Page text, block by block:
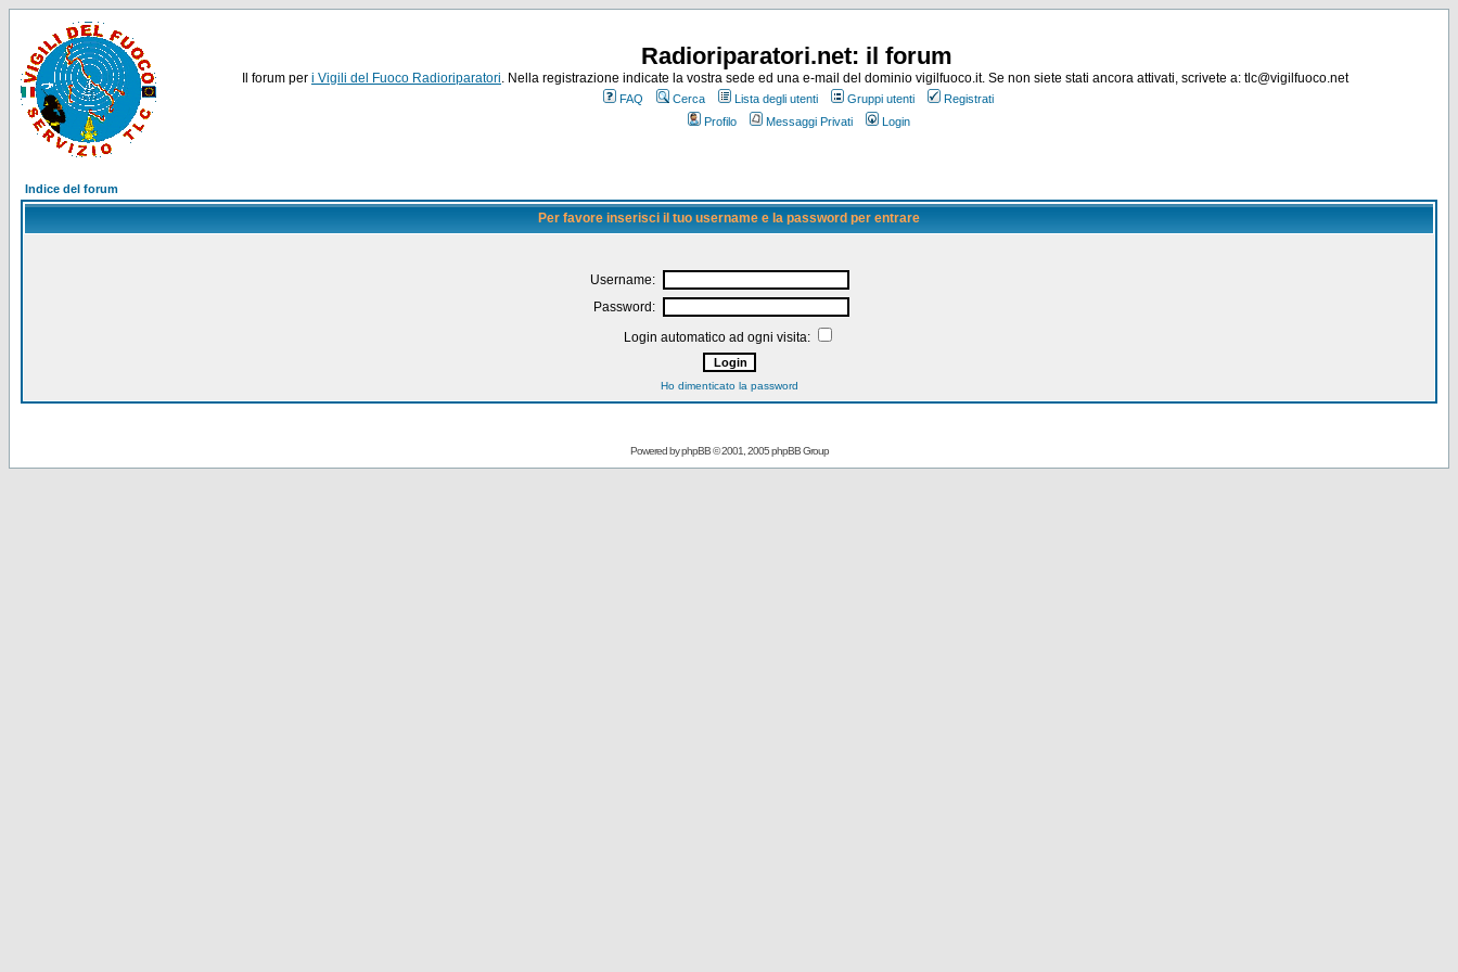
Radioriparatori.net: il forum
Il forum per i Vigili del Fuoco Radioriparatori. Nella registrazione indicate la vostra sede ed una e-mail del dominio vigilfuoco.it. Se non siete stati ancora attivati, scrivete a: tlc@vigilfuoco.net
FAQ Cerca Lista degli utenti Gruppi utenti
Registrati
Profilo
Messaggi Privati Login
Indice del forum
Per favore inserisci il tuo username e la password per entrare
Username:
Password:
Login automatico ad ogni visita:
Ho dimenticato la password
Powered byphpBB© 2001, 2005 phpBB Group